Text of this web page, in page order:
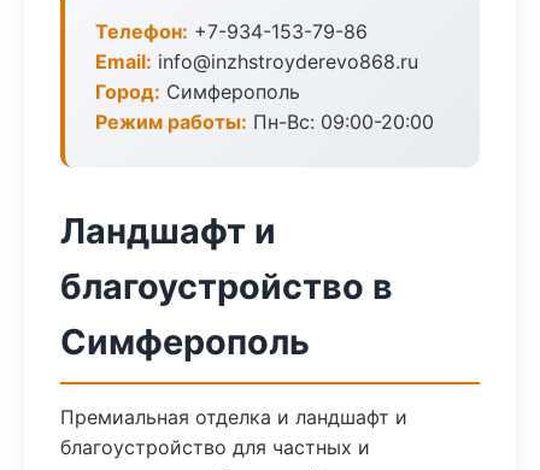
Телефон: +7-934-153-79-86
Email: info@inzhstroyderevo868.ru
Город: Симферополь
Режим работы: Пн-Вс: 09:00-20:00
Ландшафт и
благоустройство в
Симферополь
Премиальная отделка и ландшафт и
благоустройство для частных и